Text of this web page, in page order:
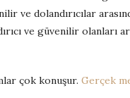
ve dolandırıcılar
ve güvenilir olanları
çok konuşur. Gerçek